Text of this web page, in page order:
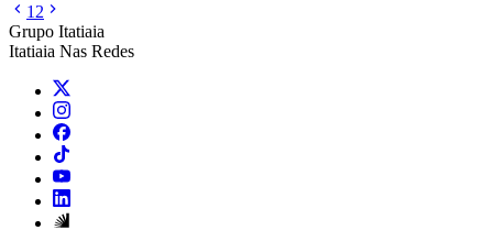
1 2
Grupo Itatiaia
Itatiaia Nas Redes